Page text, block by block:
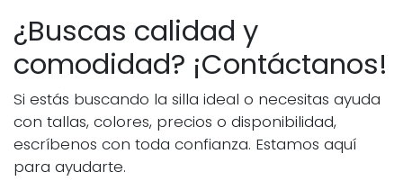
¿Buscas calidad y
comodidad? ¡Contáctanos!
Si estás buscando la silla ideal o necesitas ayuda
con tallas, colores, precios o disponibilidad,
escríbenos con toda confianza. Estamos aquí
para ayudarte.